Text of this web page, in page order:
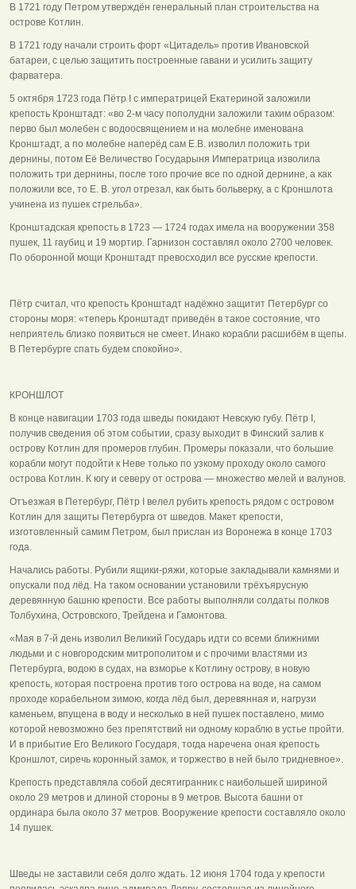
В 1721 году Петром утверждён генеральный план строительства на
острове Котлин.
В 1721 году начали строить форт «Цитадель» против Ивановской
батареи, с целью защитить построенные гавани и усилить защиту
фарватера.
5 октября 1723 года Пётр I с императрицей Екатериной заложили
крепость Кронштадт: «во 2-м часу пополудни заложили таким образом:
перво был молебен с водоосвящением и на молебне именована
Кронштадт, а по молебне наперёд сам Е.В. изволил положить три
дернины, потом Её Величество Государыня Императрица изволила
положить три дернины, после того прочие все по одной дернине, а как
положили все, то Е. В. угол отрезал, как быть больверку, а с Кроншлота
учинена из пушек стрельба».
Кронштадская крепость в 1723 — 1724 годах имела на вооружении 358
пушек, 11 гаубиц и 19 мортир. Гарнизон составлял около 2700 человек.
По оборонной мощи Кронштадт превосходил все русские крепости.
Пётр считал, что крепость Кронштадт надёжно защитит Петербург со
стороны моря: «теперь Кронштадт приведён в такое состояние, что
неприятель близко появиться не смеет. Инако корабли расшибём в щепы.
В Петербурге спать будем спокойно».
КРОНШЛОТ
В конце навигации 1703 года шведы покидают Невскую губу. Пётр I,
получив сведения об этом событии, сразу выходит в Финский залив к
острову Котлин для промеров глубин. Промеры показали, что большие
корабли могут подойти к Неве только по узкому проходу около самого
острова Котлин. К югу и северу от острова — множество мелей и валунов.
Отъезжая в Петербург, Пётр I велел рубить крепость рядом с островом
Котлин для защиты Петербурга от шведов. Макет крепости,
изготовленный самим Петром, был прислан из Воронежа в конце 1703
года.
Начались работы. Рубили ящики-ряжи, которые закладывали камнями и
опускали под лёд. На таком основании установили трёхъярусную
деревянную башню крепости. Все работы выполняли солдаты полков
Толбухина, Островского, Трейдена и Гамонтова.
«Мая в 7-й день изволил Великий Государь идти со всеми ближними
людьми и с новгородским митрополитом и с прочими властями из
Петербурга, водою в судах, на взморье к Котлину острову, в новую
крепость, которая построена против того острова на воде, на самом
проходе корабельном зимою, когда лёд был, деревянная и, нагрузи
каменьем, впущена в воду и несколько в ней пушек поставлено, мимо
которой невозможно без препятствий ни одному кораблю в устье пройти.
И в прибытие Его Великого Государя, тогда наречена оная крепость
Кроншлот, сиречь коронный замок, и торжество в ней было тридневное».
Крепость представляла собой десятигранник с наибольшей шириной
около 29 метров и длиной стороны в 9 метров. Высота башни от
ординара была около 37 метров. Вооружение крепости составляло около
14 пушек.
Шведы не заставили себя долго ждать. 12 июня 1704 года у крепости